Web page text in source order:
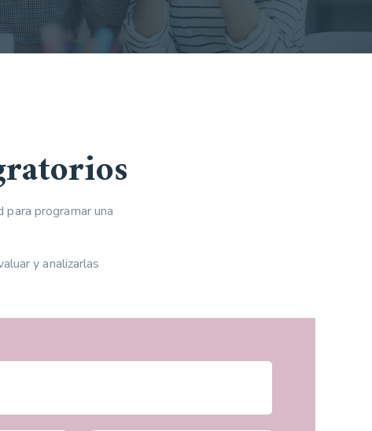
programar una
y analizarlas